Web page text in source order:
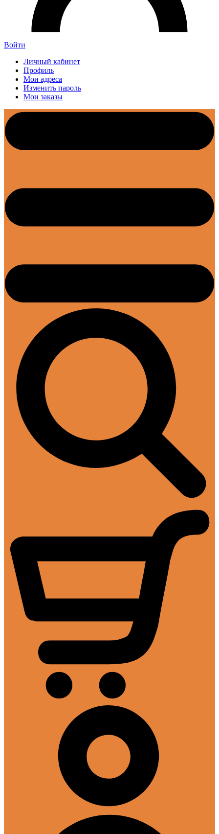
Войти
Личный кабинет
Профиль
Мои адреса
Изменить пароль
Мои заказы